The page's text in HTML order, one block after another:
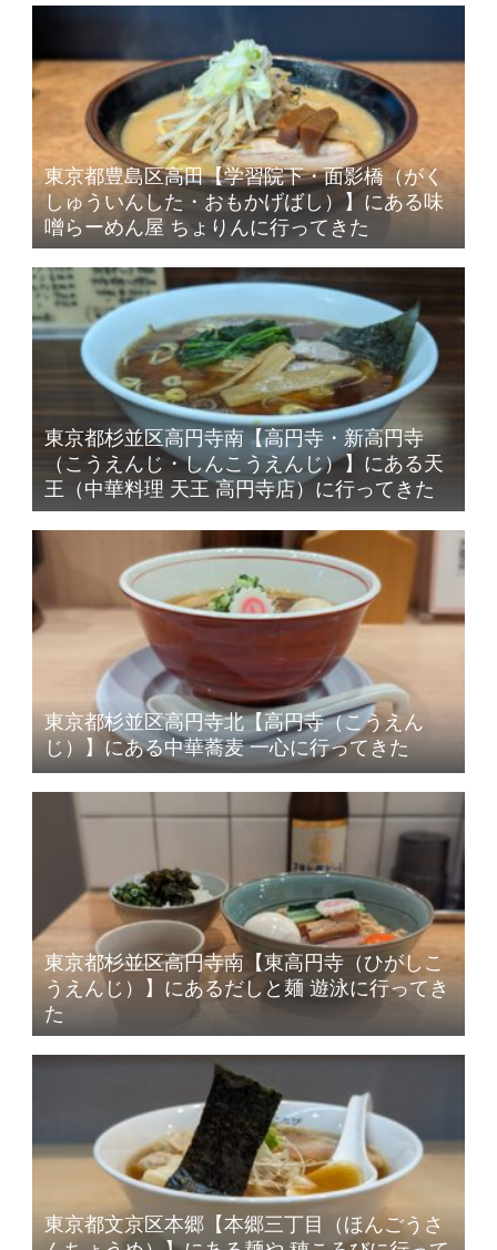
東京都豊島区高田【学習院下・面影橋（がく
しゅういんした・おもかげばし）】にある味
噌らーめん屋 ちょりんに行ってきた
東京都杉並区高円寺南【高円寺・新高円寺
（こうえんじ・しんこうえんじ）】にある天
王（中華料理 天王 高円寺店）に行ってきた
東京都杉並区高円寺北【高円寺（こうえん
じ）】にある中華蕎麦 一心に行ってきた
東京都杉並区高円寺南【東高円寺（ひがしこ
うえんじ）】にあるだしと麺 遊泳に行ってき
た
東京都文京区本郷【本郷三丁目（ほんごうさ